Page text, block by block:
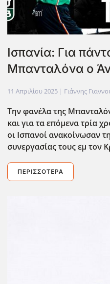
Ισπανία: Για
Μπανταλόνα ο
11 Απριλίου 2025 | Γιάννης
Την φανέλα της
και για τα επόμενα τρία
οι Ισπανοί ανακοίνωσαν
συνεργασίας τους εμ τον
ΠΕΡΙΣΣΌΤΕΡΑ